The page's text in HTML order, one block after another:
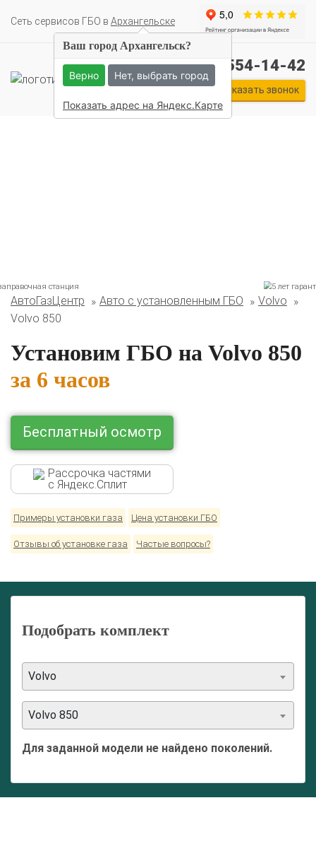
Cеть сервисов ГБО в Архангельске
Комплекты ГБО на иномарки:
Renault
Skoda Toyota Volkswagen
+7 (911) 554-14-42
Заказать звонок
АвтоГазЦентр Авто с установленным ГБО
Volvo
Volvo 850
Установим ГБО на Volvo 850
за 6 часов
Бесплатный осмотр
Рассрочка частями
с Яндекс.Сплит
Примеры установки газа Цена установки ГБО
Отзывы об установке газа Частые вопросы?
Подобрать комплект
Volvo
Volvo 850
Для заданной модели не найдено поколений.
Ваш город Архангельск?
Верно Нет, выбрать город
Показать адрес на Яндекс.Карте